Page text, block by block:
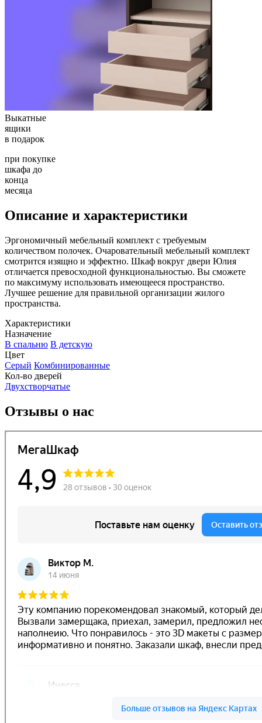
Выкатные
ящики
в подарок
при покупке
шкафа до
конца
месяца
Описание и характеристики
Эргономичный мебельный комплект с требуемым
количеством полочек. Очаровательный мебельный комплект
смотрится изящно и эффектно. Шкаф вокруг двери Юлия
отличается превосходной функциональностью. Вы сможете
по максимуму использовать имеющееся пространство.
Лучшее решение для правильной организации жилого
пространства.
Характеристики
Назначение
В спальню В детскую
Цвет
Серый Комбинированные
Кол-во дверей
Двухстворчатые
Отзывы о нас